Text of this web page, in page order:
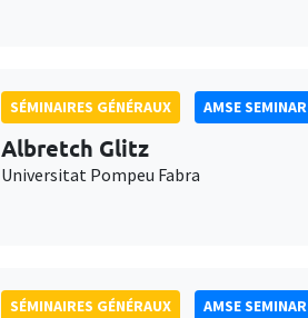
SÉMINAIRES GÉNÉRAUX AMSE SEMINAR
Albretch Glitz
Universitat Pompeu Fabra
SÉMINAIRES GÉNÉRAUX AMSE SEMINAR